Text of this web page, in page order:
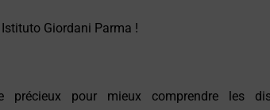
Istituto Giordani Parma !
précieux pour mieux comprendre les